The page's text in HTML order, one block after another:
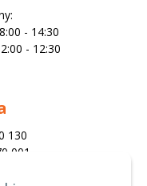
- 14:30
- 12:30
130
001